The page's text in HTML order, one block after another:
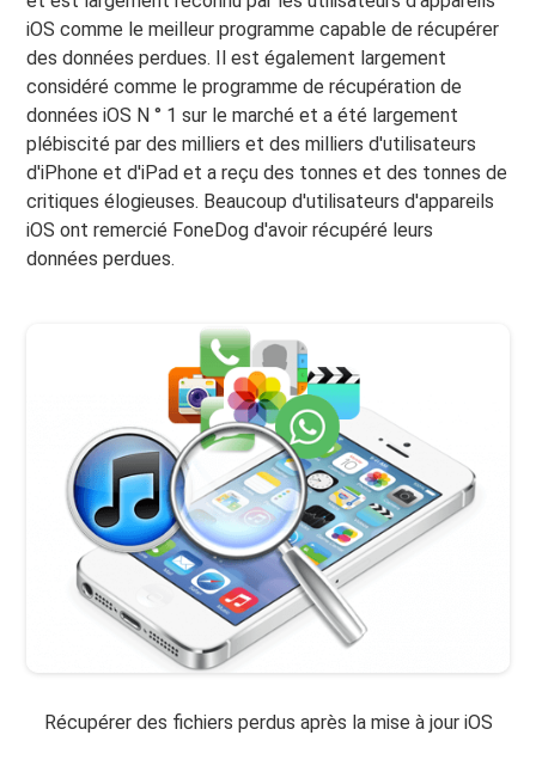
iOS comme le meilleur programme capable de récupérer
des données perdues. Il est également largement
considéré comme le programme de récupération de
données iOS N ° 1 sur le marché et a été largement
plébiscité par des milliers et des milliers d'utilisateurs
d'iPhone et d'iPad et a reçu des tonnes et des tonnes de
critiques élogieuses. Beaucoup d'utilisateurs d'appareils
iOS ont remercié FoneDog d'avoir récupéré leurs
données perdues.
Récupérer des fichiers perdus après la mise à jour iOS